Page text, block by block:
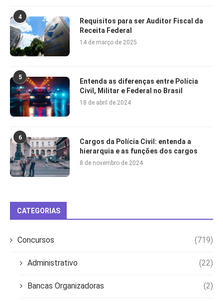
4
Requisitos para ser Auditor Fiscal da
Receita Federal
14 de março de 2025
5
Entenda as diferenças entre Polícia
Civil, Militar e Federal no Brasil
18 de abril de 2024
6
Cargos da Polícia Civil: entenda a
hierarquia e as funções dos cargos
8 de novembro de 2024
CATEGORIAS
Concursos (719)
Administrativo (22)
Bancas Organizadoras (2)